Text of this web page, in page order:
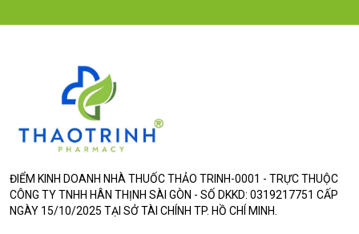
ĐIỂM KINH DOANH NHÀ THUỐC THẢO TRINH-0001 - TRỰC THUỘC
CÔNG TY TNHH HÂN THỊNH SÀI GÒN - SỐ DKKD: 0319217751 CẤP
NGÀY 15/10/2025 TẠI SỞ TÀI CHÍNH TP. HỒ CHÍ MINH.